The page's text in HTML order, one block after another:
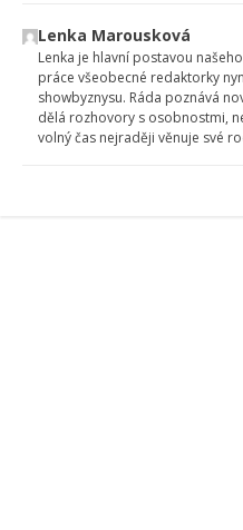
Lenka Marousková
Lenka je hlavní postavou
práce všeobecné redaktorky
showbyznysu. Ráda poznává
dělá rozhovory s osobnostmi,
volný čas nejraději věnuje své